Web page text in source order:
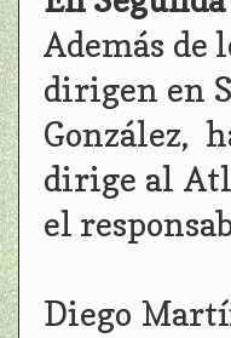
Además de
dirigen en
González,
dirige al
el
Diego